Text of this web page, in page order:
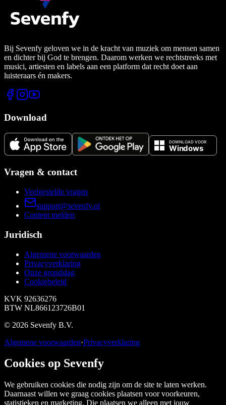
Bij Sevenfy geloven we in de kracht van muziek om mensen samen
en dichter bij God te brengen. Daarom werken we rechtstreeks met
musici, artiesten en labels aan een platform dat recht doet aan
luisteraars én makers.
Download
Vragen & contact
Veelgestelde vragen
support@sevenfy.nl
Content melden
Juridisch
Algemene voorwaarden
Privacyverklaring
Onze grondslag
Cookiebeleid
KVK 92636276
BTW NL866123726B01
© 2026 Sevenfy B.V.
Algemene voorwaarden·Privacyverklaring
Cookies op Sevenfy
We gebruiken cookies die nodig zijn om de site te laten werken.
Daarnaast willen we graag cookies plaatsen voor voorkeuren,
statistieken en marketing. Die plaatsen we alleen met jouw